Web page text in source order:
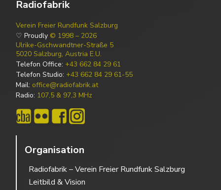
Radiofabrik
Verein Freier Rundfunk Salzburg
♡ Proudly © 1998 – 2026
Ulrike-Gschwandtner-Straße 5
5020 Salzburg, Austria E.U.
Telefon Office: +43 662 84 29 61
Telefon Studio: +43 662 84 29 61-55
Mail: office@radiofabrik.at
Radio: 107,5 & 97,3 MHz
Organisation
Radiofabrik – Verein Freier Rundfunk Salzburg
Leitbild & Vision